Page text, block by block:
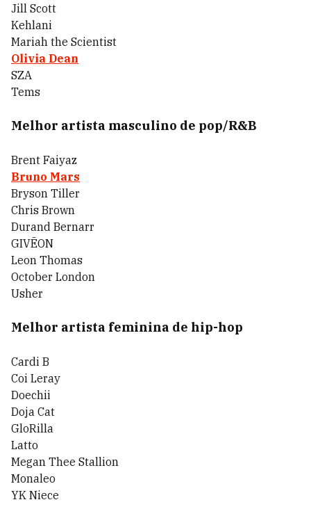
Jill Scott
Kehlani
Mariah the Scientist
Olivia Dean
SZA
Tems
Melhor artista masculino de pop/R&B
Brent Faiyaz
Bruno Mars
Bryson Tiller
Chris Brown
Durand Bernarr
GIVĒON
Leon Thomas
October London
Usher
Melhor artista feminina de hip-hop
Cardi B
Coi Leray
Doechii
Doja Cat
GloRilla
Latto
Megan Thee Stallion
Monaleo
YK Niece